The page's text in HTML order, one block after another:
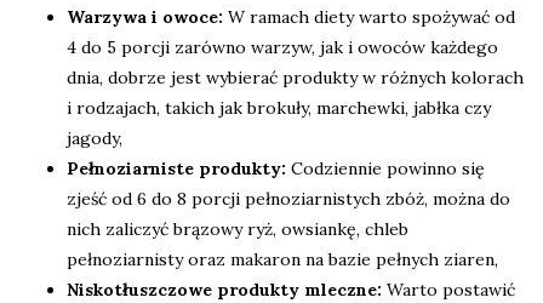
Warzywa i owoce: W ramach diety warto spożywać od
4 do 5 porcji zarówno warzyw, jak i owoców każdego
dnia, dobrze jest wybierać produkty w różnych kolorach
i rodzajach, takich jak brokuły, marchewki, jabłka czy
jagody,
Pełnoziarniste produkty: Codziennie powinno się
zjeść od 6 do 8 porcji pełnoziarnistych zbóż, można do
nich zaliczyć brązowy ryż, owsiankę, chleb
pełnoziarnisty oraz makaron na bazie pełnych ziaren,
Niskotłuszczowe produkty mleczne: Warto postawić